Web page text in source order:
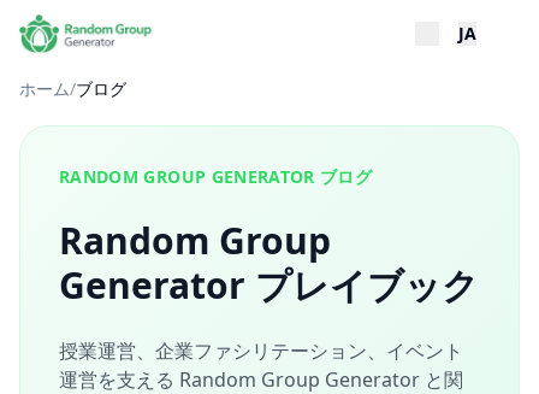
JA
ホーム/ブログ
RANDOM GROUP GENERATOR ブログ
Random Group
Generator プレイブック
授業運営、企業ファシリテーション、イベント
運営を支える Random Group Generator と関